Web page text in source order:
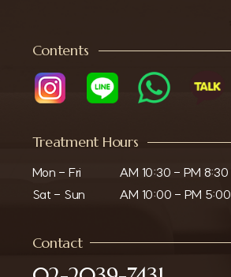
Contents
Treatment Hours
Mon - Fri
Sat - Sun
AM 10:30 - PM 8:30
AM 10:00 - PM 5:00
Contact